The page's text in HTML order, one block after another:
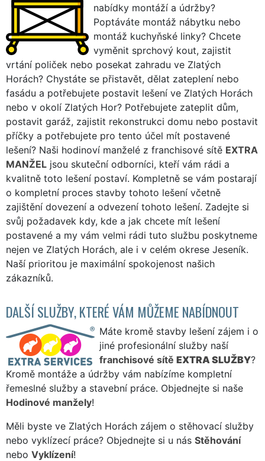
nabídky montáží a údržby?
Poptáváte montáž nábytku nebo
montáž kuchyňské linky? Chcete
vyměnit sprchový kout, zajistit
vrtání poliček nebo posekat zahradu ve Zlatých
Horách? Chystáte se přistavět, dělat zateplení nebo
fasádu a potřebujete postavit lešení ve Zlatých Horách
nebo v okolí Zlatých Hor? Potřebujete zateplit dům,
postavit garáž, zajistit rekonstrukci domu nebo postavit
příčky a potřebujete pro tento účel mít postavené
lešení? Naši hodinoví manželé z franchisové sítě EXTRA
MANŽEL jsou skuteční odborníci, kteří vám rádi a
kvalitně toto lešení postaví. Kompletně se vám postarají
o kompletní proces stavby tohoto lešení včetně
zajištění dovezení a odvezení tohoto lešení. Zadejte si
svůj požadavek kdy, kde a jak chcete mít lešení
postavené a my vám velmi rádi tuto službu poskytneme
nejen ve Zlatých Horách, ale i v celém okrese Jeseník.
Naší prioritou je maximální spokojenost našich
zákazníků.
DALŠÍ SLUŽBY, KTERÉ VÁM MŮŽEME NABÍDNOUT
Máte kromě stavby lešení zájem i o
jiné profesionální služby naší
franchisové sítě EXTRA SLUŽBY?
Kromě montáže a údržby vám nabízíme kompletní
řemeslné služby a stavební práce. Objednejte si naše
Hodinové manžely!
Měli byste ve Zlatých Horách zájem o stěhovací služby
nebo vyklízecí práce? Objednejte si u nás Stěhování
nebo Vyklízení!